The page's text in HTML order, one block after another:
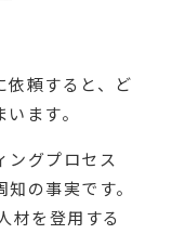
依頼すると、ど
ます。
ングプロセス
の事実です。
材を登用する